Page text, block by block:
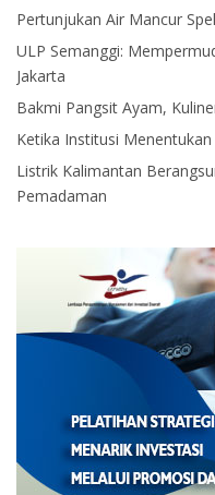
Pertunjukan Air Mancur
ULP Semanggi:
Jakarta
Bakmi Pangsit Ayam,
Ketika Institusi
Listrik Kalimantan
Pemadaman